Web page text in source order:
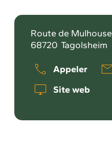
Route de Mulhouse
68720 Tagolsheim
Appeler
Site web